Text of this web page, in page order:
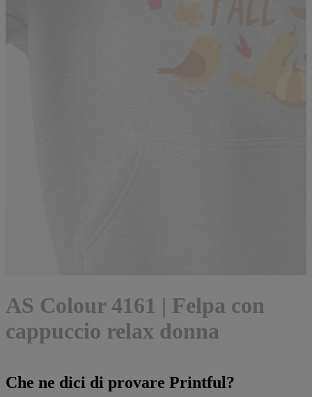
AS Colour 4161 | Felpa con
cappuccio relax donna
Che ne dici di provare Printful?